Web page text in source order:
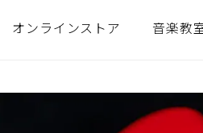
オンラインストア 音楽教